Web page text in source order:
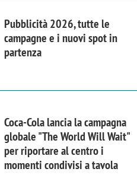
Pubblicità 2026, tutte le
campagne e i nuovi spot in
partenza
Coca-Cola lancia la campagna
globale "The World Will Wait"
per riportare al centro i
momenti condivisi a tavola